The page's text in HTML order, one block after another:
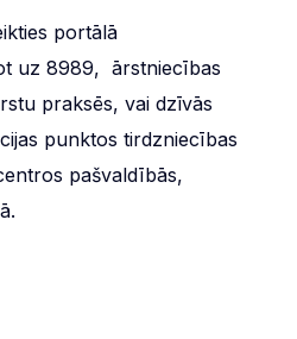
portālā
uz 8989, ārstniecības
praksēs, vai dzīvās
punktos tirdzniecības
pašvaldībās,